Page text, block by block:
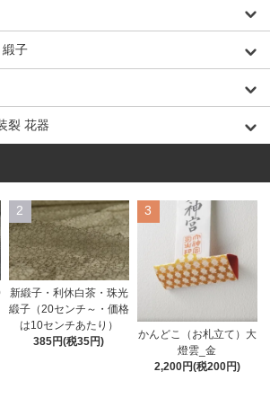
緞子
裂 花器
2
新緞子・利休白茶・珠光
緞子（20センチ～・価格
は10センチあたり）
385円(税35円)
3
かんどこ（お札立て）大
燈雲_金
2,200円(税200円)